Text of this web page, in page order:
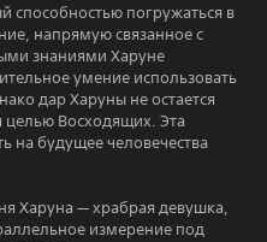
способностью погружаться в
напрямую связанное с
знаниями Харуне
умение использовать
дар Харуны не остается
целью Восходящих. Эта
на будущее человечества
Харуна — храбрая девушка,
измерение под